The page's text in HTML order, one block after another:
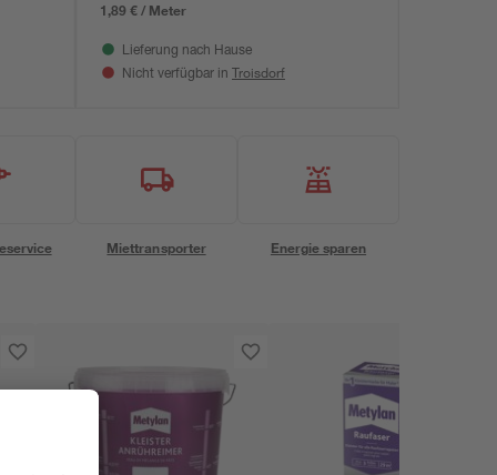
1,89 € / Meter
Lieferung nach Hause
Nicht verfügbar in Troisdorf
Miettransporter Energie sparen